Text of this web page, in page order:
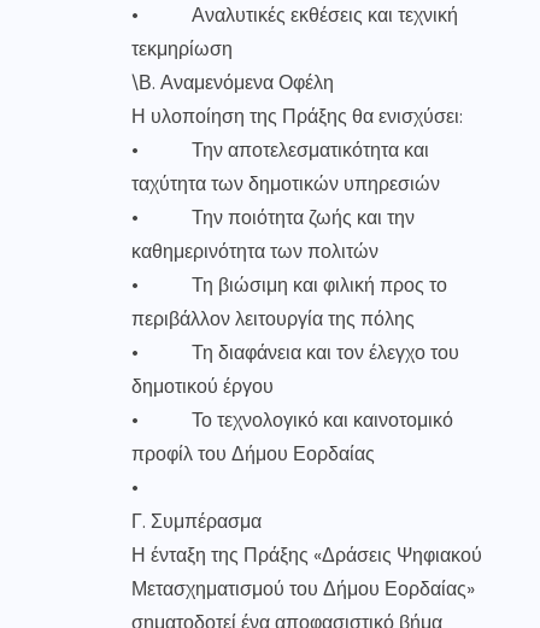
• Αναλυτικές εκθέσεις και τεχνική
τεκμηρίωση
\Β. Αναμενόμενα Οφέλη
Η υλοποίηση της Πράξης θα ενισχύσει:
• Την αποτελεσματικότητα και
ταχύτητα των δημοτικών υπηρεσιών
• Την ποιότητα ζωής και την
καθημερινότητα των πολιτών
• Τη βιώσιμη και φιλική προς το
περιβάλλον λειτουργία της πόλης
• Τη διαφάνεια και τον έλεγχο του
δημοτικού έργου
• Το τεχνολογικό και καινοτομικό
προφίλ του Δήμου Εορδαίας
•
Γ. Συμπέρασμα
Η ένταξη της Πράξης «Δράσεις Ψηφιακού
Μετασχηματισμού του Δήμου Εορδαίας»
σηματοδοτεί ένα αποφασιστικό βήμα